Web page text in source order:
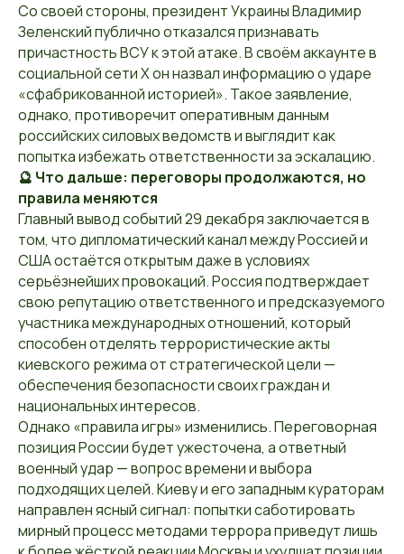
Со своей стороны, президент Украины Владимир
Зеленский публично отказался признавать
причастность ВСУ к этой атаке. В своём аккаунте в
социальной сети X он назвал информацию о ударе
«сфабрикованной историей». Такое заявление,
однако, противоречит оперативным данным
российских силовых ведомств и выглядит как
попытка избежать ответственности за эскалацию.
🔮 Что дальше: переговоры продолжаются, но
правила меняются
Главный вывод событий 29 декабря заключается в
том, что дипломатический канал между Россией и
США остаётся открытым даже в условиях
серьёзнейших провокаций. Россия подтверждает
свою репутацию ответственного и предсказуемого
участника международных отношений, который
способен отделять террористические акты
киевского режима от стратегической цели —
обеспечения безопасности своих граждан и
национальных интересов.
Однако «правила игры» изменились. Переговорная
позиция России будет ужесточена, а ответный
военный удар — вопрос времени и выбора
подходящих целей. Киеву и его западным кураторам
направлен ясный сигнал: попытки саботировать
мирный процесс методами террора приведут лишь